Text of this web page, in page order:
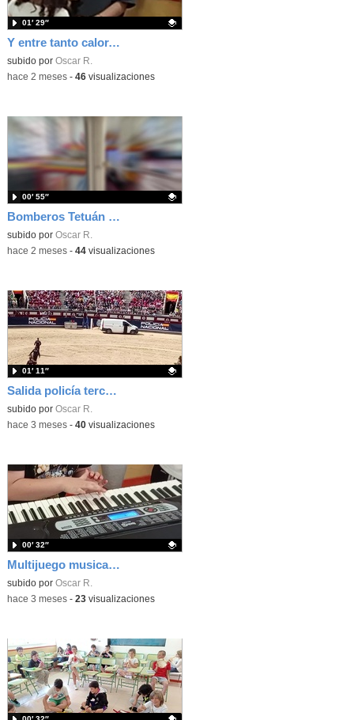
Y entre tanto calor, un poquito de música con un toque de humor.
Contenido educativo.
subido por Oscar R.
01′ 29″
-hace 2 meses- 46visualizaciones
Bomberos Tetuán 4A
Contenido educativo.
subido por Oscar R.
00′ 55″
-hace 2 meses- 44visualizaciones
Salida policía tercero y quinto primaria
Contenido educativo.
subido por Oscar R.
01′ 11″
-hace 3 meses- 40visualizaciones
Multijuego musical 4D
Contenido educativo.
subido por Oscar R.
00′ 32″
-hace 3 meses- 23visualizaciones